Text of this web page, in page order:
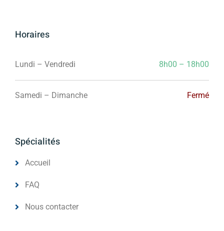
Horaires
Lundi – Vendredi 8h00 – 18h00
Samedi – Dimanche Fermé
Spécialités
Accueil
FAQ
Nous contacter